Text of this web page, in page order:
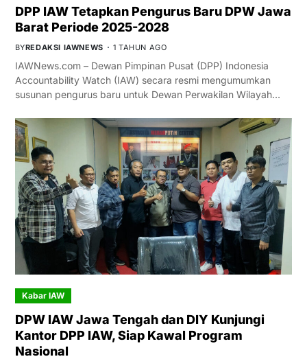
DPP IAW Tetapkan Pengurus Baru DPW Jawa
Barat Periode 2025-2028
BYREDAKSI IAWNEWS 1 TAHUN AGO
IAWNews.com – Dewan Pimpinan Pusat (DPP) Indonesia
Accountability Watch (IAW) secara resmi mengumumkan
susunan pengurus baru untuk Dewan Perwakilan Wilayah…
Kabar IAW
DPW IAW Jawa Tengah dan DIY Kunjungi
Kantor DPP IAW, Siap Kawal Program
Nasional